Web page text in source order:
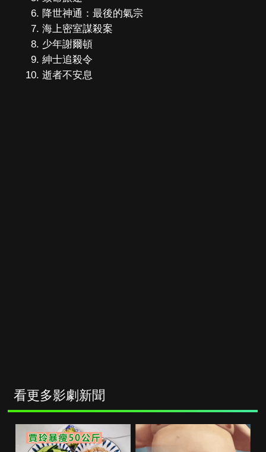
降世神通：最後的氣宗
海上密室謀殺案
少年謝爾頓
紳士追殺令
逝者不安息
看更多影劇新聞